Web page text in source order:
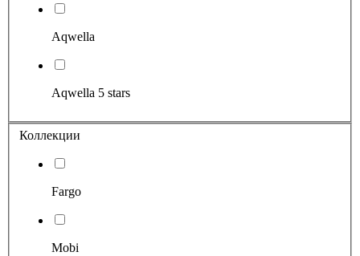
Aqwella
Aqwella 5 stars
Коллекции
Fargo
Mobi